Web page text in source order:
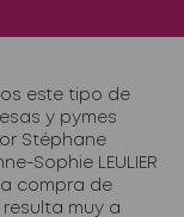
este tipo de
y pymes
Stéphane
Sophie LEULIER
compra de
muy a